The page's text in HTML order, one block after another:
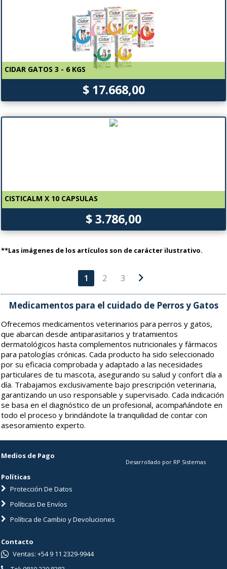
CIDAR GATOS 3 - 6 KGS
$ 17.668,00
CISTICALM X 10 CAPSULAS
$ 3.786,00
**Las imágenes de los artículos son de carácter ilustrativo.
1 2 3 chevron_right
Medicamentos para el cuidado de Perros y Gatos
Ofrecemos medicamentos veterinarios para perros y gatos,
que abarcan desde antiparasitarios y tratamientos
dermatológicos hasta complementos nutricionales y fármacos
para patologías crónicas. Cada producto ha sido seleccionado
por su eficacia comprobada y adaptado a las necesidades
particulares de tu mascota, asegurando su salud y confort día a
día. Trabajamos exclusivamente bajo prescripción veterinaria,
garantizando un uso responsable y supervisado. Cada indicación
se basa en el diagnóstico de un profesional, acompañándote en
todo el proceso y brindándote la tranquilidad de contar con
asesoramiento experto.
Medios de Pago
Políticas
Protección De Datos
Políticas De Envíos
Política de Cambio y Devoluciones
Desarrollado por RP Sistemas
Contacto
Ventas: +54 9 11 2329-9944